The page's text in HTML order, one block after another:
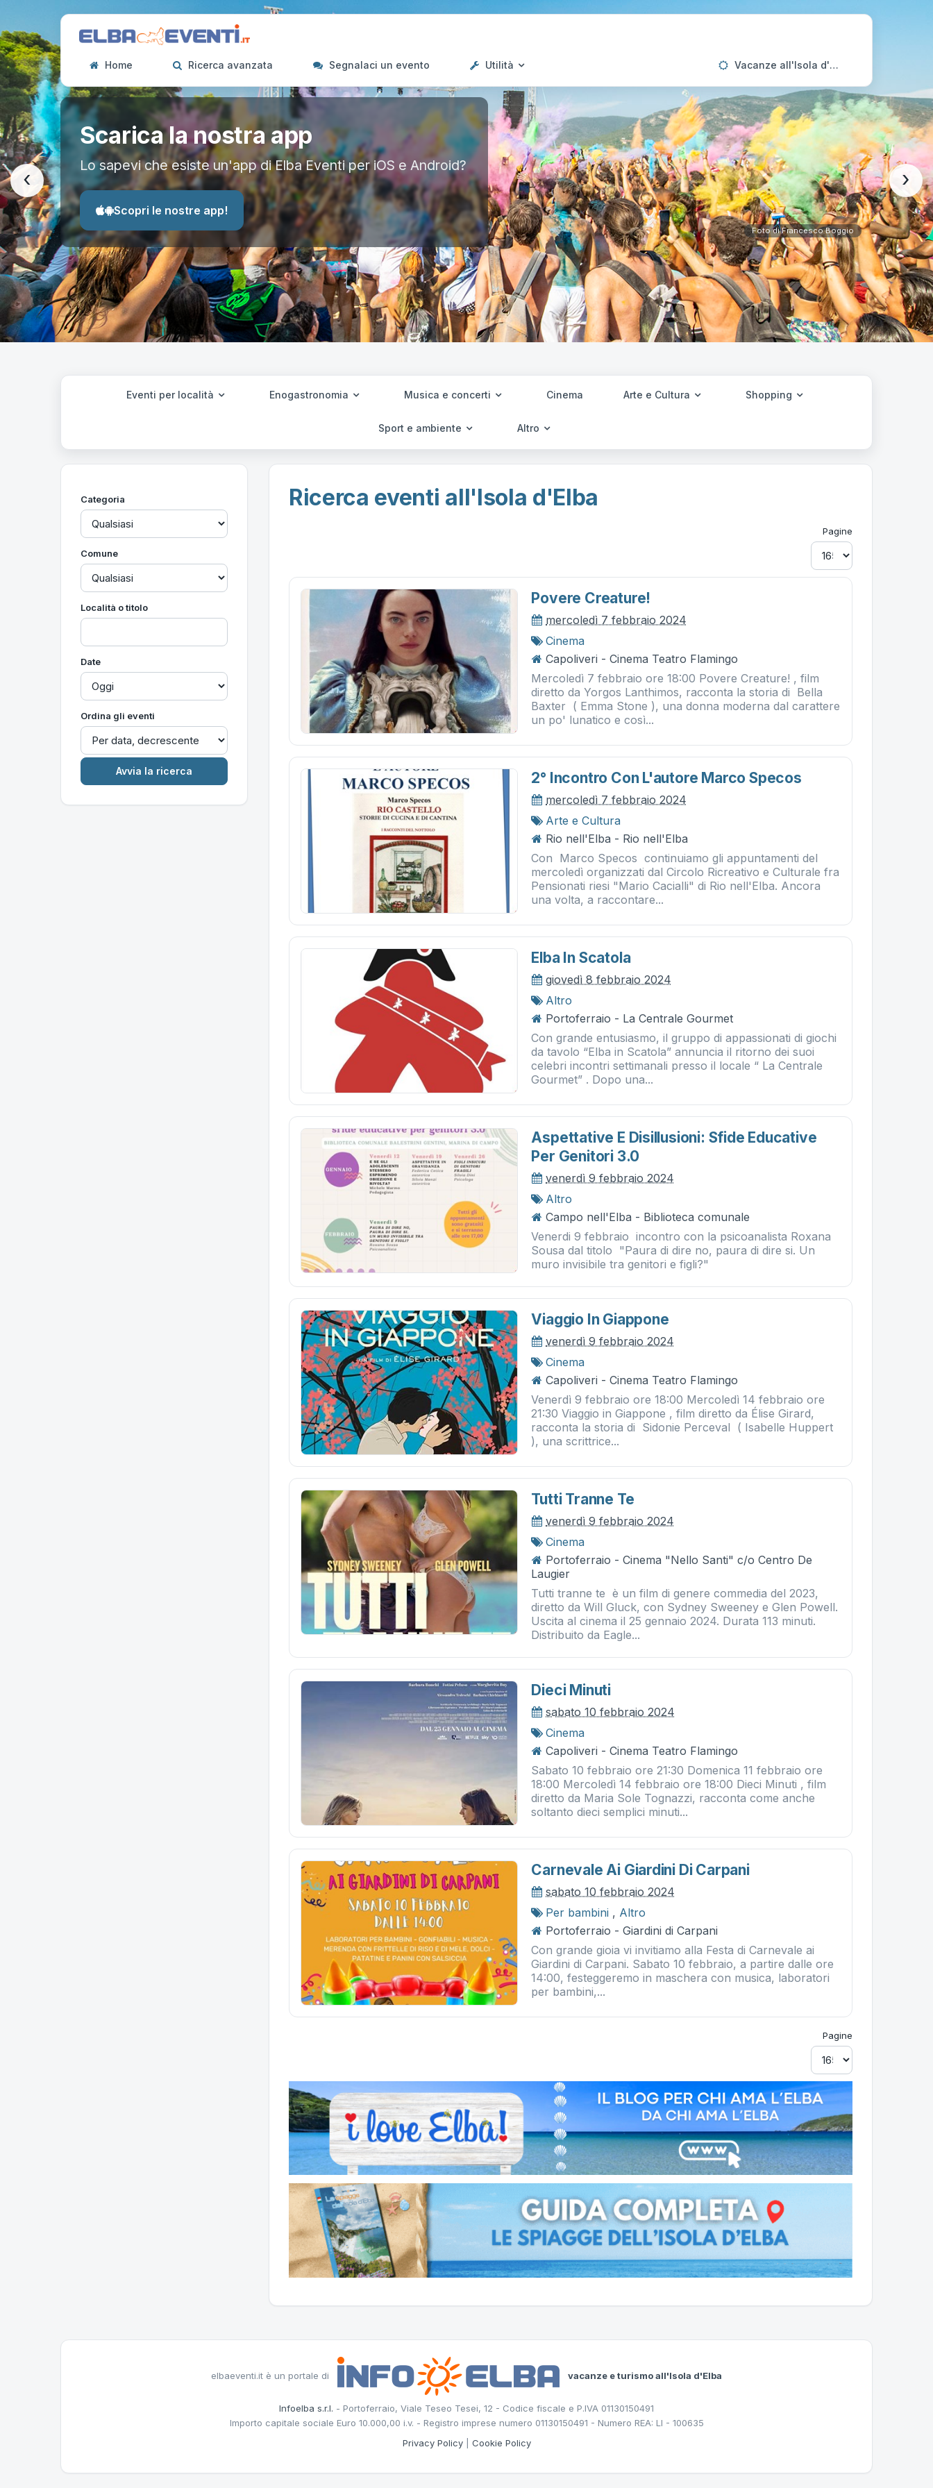
Home Ricerca avanzata Segnalaci un evento Utilità Vacanze all'Isola d'Elba
Scarica la nostra app
Lo sapevi che esiste un'app di Elba Eventi per iOS e Android?
Scopri le nostre app!
Foto di Francesco Boggio
‹ ›
Eventi per località Enogastronomia Musica e concerti Cinema Arte e Cultura Shopping
Sport e ambiente Altro
Categoria
Comune
Località o titolo
Date
Ordina gli eventi
Ricerca eventi all'Isola d'Elba
Pagine
Povere Creature!
mercoledì 7 febbraio 2024
Cinema
Capoliveri - Cinema Teatro Flamingo
Mercoledì 7 febbraio ore 18:00 Povere Creature! , film
diretto da Yorgos Lanthimos, racconta la storia di Bella
Baxter ( Emma Stone ), una donna moderna dal carattere
un po' lunatico e così...
2° Incontro Con L'autore Marco Specos
mercoledì 7 febbraio 2024
Arte e Cultura
Rio nell'Elba - Rio nell'Elba
Con Marco Specos continuiamo gli appuntamenti del
mercoledì organizzati dal Circolo Ricreativo e Culturale fra
Pensionati riesi "Mario Cacialli" di Rio nell'Elba. Ancora
una volta, a raccontare...
Elba In Scatola
giovedì 8 febbraio 2024
Altro
Portoferraio - La Centrale Gourmet
Con grande entusiasmo, il gruppo di appassionati di giochi
da tavolo “Elba in Scatola” annuncia il ritorno dei suoi
celebri incontri settimanali presso il locale “ La Centrale
Gourmet” . Dopo una...
Aspettative E Disillusioni: Sfide Educative
Per Genitori 3.0
venerdì 9 febbraio 2024
Altro
Campo nell'Elba - Biblioteca comunale
Venerdi 9 febbraio incontro con la psicoanalista Roxana
Sousa dal titolo "Paura di dire no, paura di dire si. Un
muro invisibile tra genitori e figli?"
Viaggio In Giappone
venerdì 9 febbraio 2024
Cinema
Capoliveri - Cinema Teatro Flamingo
Venerdì 9 febbraio ore 18:00 Mercoledì 14 febbraio ore
21:30 Viaggio in Giappone , film diretto da Élise Girard,
racconta la storia di Sidonie Perceval ( Isabelle Huppert
), una scrittrice...
Tutti Tranne Te
venerdì 9 febbraio 2024
Cinema
Portoferraio - Cinema "Nello Santi" c/o Centro De
Laugier
Tutti tranne te è un film di genere commedia del 2023,
diretto da Will Gluck, con Sydney Sweeney e Glen Powell.
Uscita al cinema il 25 gennaio 2024. Durata 113 minuti.
Distribuito da Eagle...
Dieci Minuti
sabato 10 febbraio 2024
Cinema
Capoliveri - Cinema Teatro Flamingo
Sabato 10 febbraio ore 21:30 Domenica 11 febbraio ore
18:00 Mercoledì 14 febbraio ore 18:00 Dieci Minuti , film
diretto da Maria Sole Tognazzi, racconta come anche
soltanto dieci semplici minuti...
Carnevale Ai Giardini Di Carpani
sabato 10 febbraio 2024
Per bambini , Altro
Portoferraio - Giardini di Carpani
Con grande gioia vi invitiamo alla Festa di Carnevale ai
Giardini di Carpani. Sabato 10 febbraio, a partire dalle ore
14:00, festeggeremo in maschera con musica, laboratori
per bambini,...
Pagine
elbaeventi.it è un portale di vacanze e turismo all'Isola d'Elba
Infoelba s.r.l. - Portoferraio, Viale Teseo Tesei, 12 - Codice fiscale e P.IVA 01130150491
Importo capitale sociale Euro 10.000,00 i.v. - Registro imprese numero 01130150491 - Numero REA: LI - 100635
Privacy Policy| Cookie Policy